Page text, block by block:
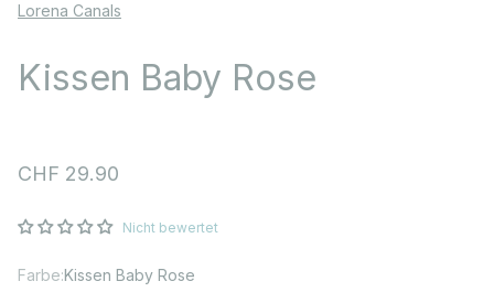
Lorena Canals
Kissen Baby Rose
Angebot
CHF 29.90
Nicht bewertet
Farbe:Kissen Baby Rose